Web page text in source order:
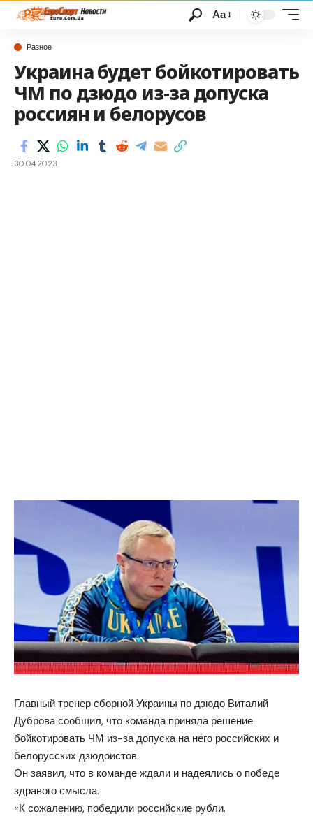
Аа
Разное
Украина будет бойкотировать
ЧМ по дзюдо из-за допуска
россиян и белорусов
30.04.2023
Главный тренер сборной Украины по дзюдо Виталий
Дуброва сообщил, что команда приняла решение
бойкотировать ЧМ из-за допуска на него российских и
белорусских дзюдоистов.
Он заявил, что в команде ждали и надеялись о победе
здравого смысла.
«К сожалению, победили российские рубли.